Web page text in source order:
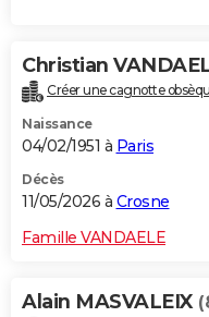
Christian
Créer une cagnotte
Naissance
04/02/1951 à Paris
Décès
11/05/2026 à Crosne
Famille VANDAELE
Alain MASVALEIX